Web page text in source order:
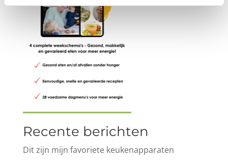
Recente berichten
Dit zijn mijn favoriete keukenapparaten